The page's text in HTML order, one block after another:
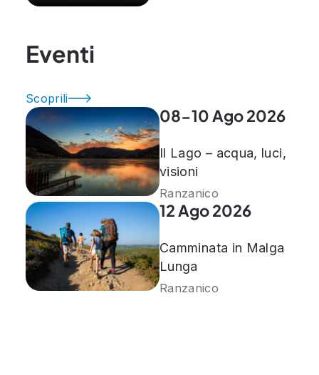
Eventi
Scoprili
08-10 Ago 2026
Il Lago – acqua, luci,
visioni
Ranzanico
12 Ago 2026
Camminata in Malga
Lunga
Ranzanico